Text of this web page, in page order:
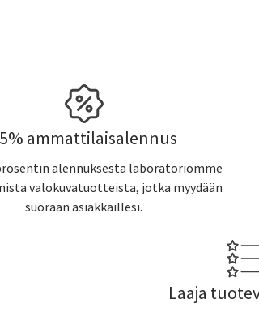
ammattilaisalennus
alennuksesta laboratoriomme
valokuvatuotteista, jotka myydään
suoraan asiakkaillesi.
Laaja